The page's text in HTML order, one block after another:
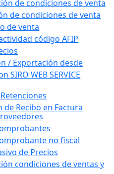
de condiciones de venta
de condiciones de venta
de venta
código AFIP
/ Exportación desde
SIRO WEB SERVICE
Recibo en Factura
no fiscal
de Precios
condiciones de ventas y